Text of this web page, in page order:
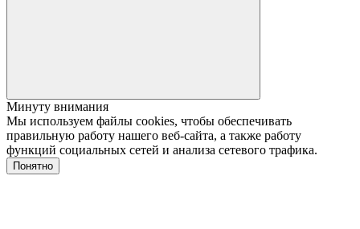
Минуту внимания
Мы используем файлы cookies, чтобы обеспечивать
правильную работу нашего веб-сайта, а также работу
функций социальных сетей и анализа сетевого трафика.
Понятно